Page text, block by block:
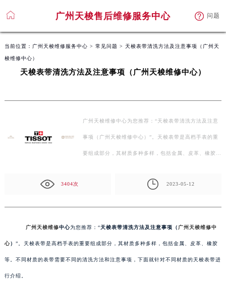
广州天梭售后维修服务中心 问题
广州天梭售后维修服务中心 问题
当前位置： 广州天梭维修服务中心 > 常见问题 > 天梭表带清洗方法及注意事项（广州天
梭维修中心）
天梭表带清洗方法及注意事项（广州天梭维修中心）
广州天梭维修中心为您推荐：“天梭表带清洗方法及注意
事项（广州天梭维修中心）”。天梭表带是高档手表的重
要组成部分，其材质多种多样，包括金属、皮革、橡胶
3404次 2023-05-12
广州天梭维修中心为您推荐：“天梭表带清洗方法及注意事项（ 广州天梭维修中
心） ”。天梭表带是高档手表的重要组成部分，其材质多种多样，包括金属、皮革、橡胶
等。不同材质的表带需要不同的清洗方法和注意事项，下面就针对不同材质的天梭表带进
行介绍。